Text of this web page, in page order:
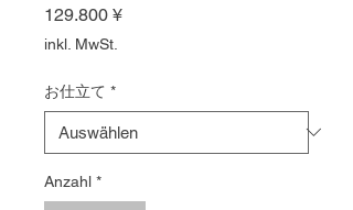
129.800 ¥Preis
inkl. MwSt.
お仕立て *
Anzahl *